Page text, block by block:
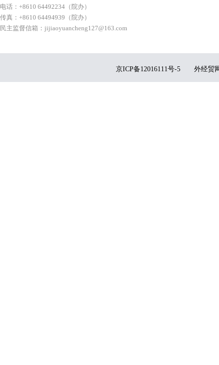
电话：+8610 64492234（院办）
传真：+8610 64494939（院办）
民主监督信箱： jijiaoyuancheng127@163.com
京ICP备12016111号-5 外经贸